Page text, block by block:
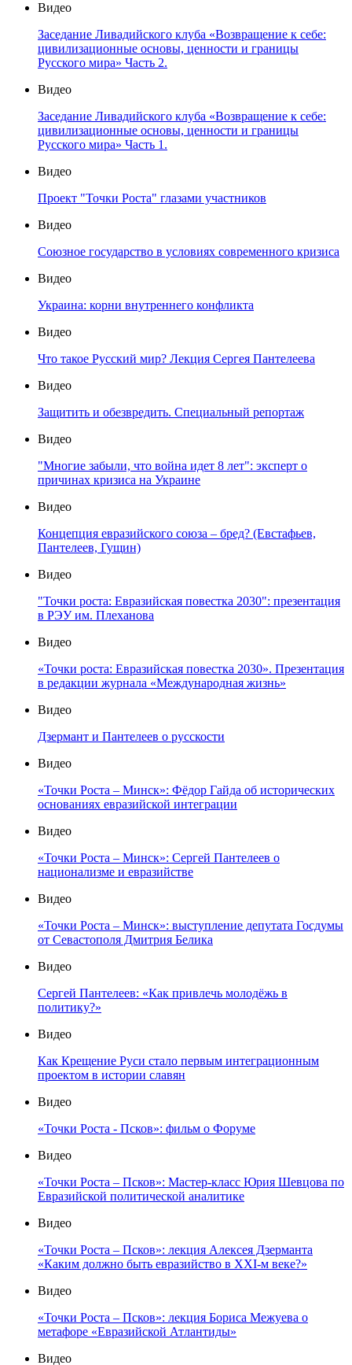
Видео
Заседание Ливадийского клуба «Возвращение к себе:
цивилизационные основы, ценности и границы
Русского мира» Часть 2.
Видео
Заседание Ливадийского клуба «Возвращение к себе:
цивилизационные основы, ценности и границы
Русского мира» Часть 1.
Видео
Проект "Точки Роста" глазами участников
Видео
Союзное государство в условиях современного кризиса
Видео
Украина: корни внутреннего конфликта
Видео
Что такое Русский мир? Лекция Сергея Пантелеева
Видео
Защитить и обезвредить. Специальный репортаж
Видео
"Многие забыли, что война идет 8 лет": эксперт о
причинах кризиса на Украине
Видео
Концепция евразийского союза – бред? (Евстафьев,
Пантелеев, Гущин)
Видео
"Точки роста: Евразийская повестка 2030": презентация
в РЭУ им. Плеханова
Видео
«Точки роста: Евразийская повестка 2030». Презентация
в редакции журнала «Международная жизнь»
Видео
Дзермант и Пантелеев о русскости
Видео
«Точки Роста – Минск»: Фёдор Гайда об исторических
основаниях евразийской интеграции
Видео
«Точки Роста – Минск»: Сергей Пантелеев о
национализме и евразийстве
Видео
«Точки Роста – Минск»: выступление депутата Госдумы
от Севастополя Дмитрия Белика
Видео
Сергей Пантелеев: «Как привлечь молодёжь в
политику?»
Видео
Как Крещение Руси стало первым интеграционным
проектом в истории славян
Видео
«Точки Роста - Псков»: фильм о Форуме
Видео
«Точки Роста – Псков»: Мастер-класс Юрия Шевцова по
Евразийской политической аналитике
Видео
«Точки Роста – Псков»: лекция Алексея Дзерманта
«Каким должно быть евразийство в XXI-м веке?»
Видео
«Точки Роста – Псков»: лекция Бориса Межуева о
метафоре «Евразийской Атлантиды»
Видео